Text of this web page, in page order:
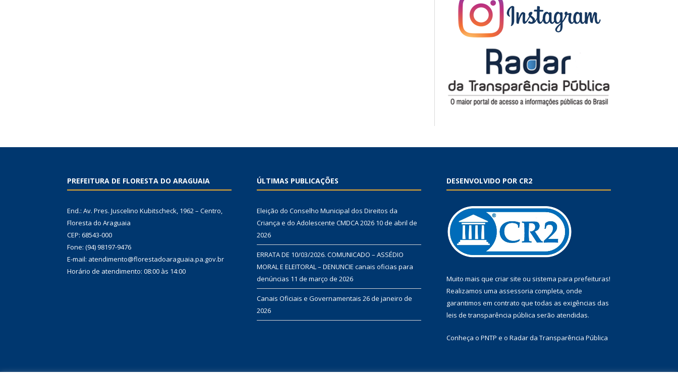
PREFEITURA DE FLORESTA DO ARAGUAIA
End.: Av. Pres. Juscelino Kubitscheck, 1962 – Centro,
Floresta do Araguaia
CEP: 68543-000
Fone: (94) 98197-9476
E-mail: atendimento@florestadoaraguaia.pa.gov.br
Horário de atendimento: 08:00 às 14:00
ÚLTIMAS PUBLICAÇÕES
Eleição do Conselho Municipal dos Direitos da
Criança e do Adolescente CMDCA 2026 10 de abril de
2026
ERRATA DE 10/03/2026. COMUNICADO – ASSÉDIO
MORAL E ELEITORAL – DENUNCIE canais oficias para
denúncias 11 de março de 2026
Canais Oficiais e Governamentais 26 de janeiro de
2026
DESENVOLVIDO POR CR2
Muito mais que criar site ou sistema para prefeituras!
Realizamos uma assessoria completa, onde
garantimos em contrato que todas as exigências das
leis de transparência pública serão atendidas.
Conheça o PNTP e o Radar da Transparência Pública